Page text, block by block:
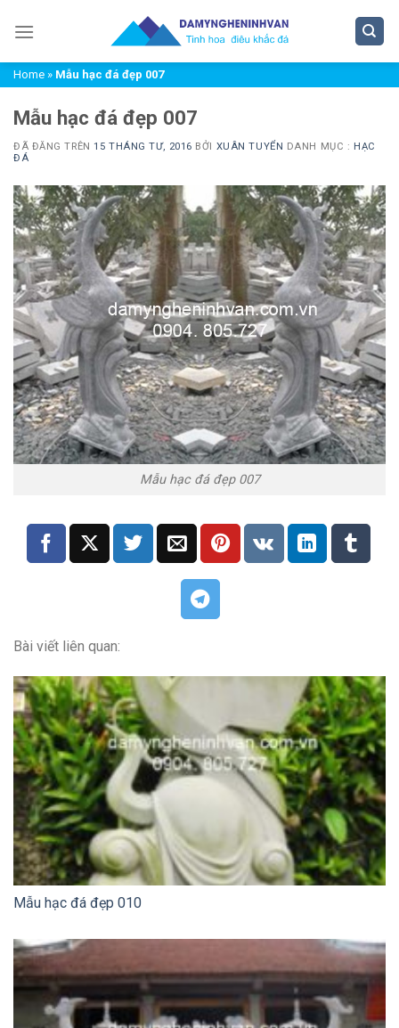
đến
dungHome » Mẫu hạc đá đẹp 007
Mẫu hạc đá đẹp 007
ĐÃ ĐĂNG TRÊN15 THÁNG TƯ, 2016 BỞI XUÂN TUYỂN DANH MỤC : HẠC
ĐÁ
Mẫu hạc đá đẹp 007
Bài viết liên quan:
Mẫu hạc đá đẹp 010